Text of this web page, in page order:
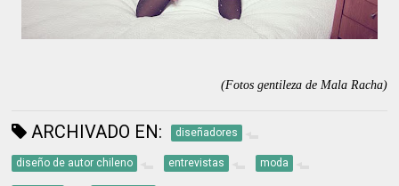
(Fotos gentileza de Mala Racha)
ARCHIVADO EN: diseñadores
diseño de autor chileno entrevistas moda